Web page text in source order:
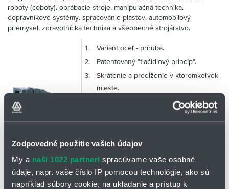
Zodpovedné použitie vašich údajov
My a naši 1022 partneri spracúvame vaše osobné
údaje, napr. vaše číslo IP pomocou technológie, ako sú
napríklad súbory cookie, na ukladanie a prístup k
roboty (coboty), obrábacie stroje, manipulačná technika,
dopravníkové systémy, spracovanie plastov, automobilový
priemysel, zdravotnícka technika a všeobecné strojárstvo.
Variant oceľ - príruba.
Patentovaný "tlačidlový princíp".
Skrátenie a predĺženie v ktoromkoľvek
mieste.
Kombinácia rôznych polomerov ohybu
prevedenie "Easy Chain®"
strojov.
Možné robotické aplikácie.